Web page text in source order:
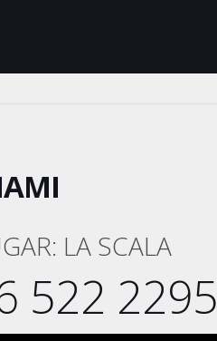
LA SCALA
522 2295